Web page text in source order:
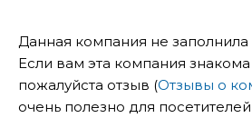
Данная компания не
Если вам эта компания знакома
пожалуйста отзыв (Отзывы о
очень полезно для